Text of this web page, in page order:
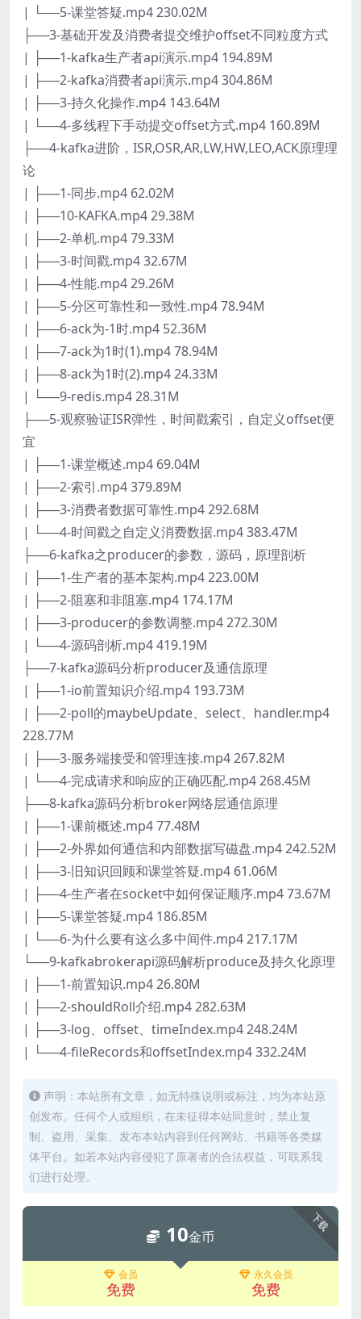
| └──5-课堂答疑.mp4 230.02M
├──3-基础开发及消费者提交维护offset不同粒度方式
| ├──1-kafka生产者api演示.mp4 194.89M
| ├──2-kafka消费者api演示.mp4 304.86M
| ├──3-持久化操作.mp4 143.64M
| └──4-多线程下手动提交offset方式.mp4 160.89M
├──4-kafka进阶，ISR,OSR,AR,LW,HW,LEO,ACK原理理
论
| ├──1-同步.mp4 62.02M
| ├──10-KAFKA.mp4 29.38M
| ├──2-单机.mp4 79.33M
| ├──3-时间戳.mp4 32.67M
| ├──4-性能.mp4 29.26M
| ├──5-分区可靠性和一致性.mp4 78.94M
| ├──6-ack为-1时.mp4 52.36M
| ├──7-ack为1时(1).mp4 78.94M
| ├──8-ack为1时(2).mp4 24.33M
| └──9-redis.mp4 28.31M
├──5-观察验证ISR弹性，时间戳索引，自定义offset便
宜
| ├──1-课堂概述.mp4 69.04M
| ├──2-索引.mp4 379.89M
| ├──3-消费者数据可靠性.mp4 292.68M
| └──4-时间戳之自定义消费数据.mp4 383.47M
├──6-kafka之producer的参数，源码，原理剖析
| ├──1-生产者的基本架构.mp4 223.00M
| ├──2-阻塞和非阻塞.mp4 174.17M
| ├──3-producer的参数调整.mp4 272.30M
| └──4-源码剖析.mp4 419.19M
├──7-kafka源码分析producer及通信原理
| ├──1-io前置知识介绍.mp4 193.73M
| ├──2-poll的maybeUpdate、select、handler.mp4
228.77M
| ├──3-服务端接受和管理连接.mp4 267.82M
| └──4-完成请求和响应的正确匹配.mp4 268.45M
├──8-kafka源码分析broker网络层通信原理
| ├──1-课前概述.mp4 77.48M
| ├──2-外界如何通信和内部数据写磁盘.mp4 242.52M
| ├──3-旧知识回顾和课堂答疑.mp4 61.06M
| ├──4-生产者在socket中如何保证顺序.mp4 73.67M
| ├──5-课堂答疑.mp4 186.85M
| └──6-为什么要有这么多中间件.mp4 217.17M
└──9-kafkabrokerapi源码解析produce及持久化原理
| ├──1-前置知识.mp4 26.80M
| ├──2-shouldRoll介绍.mp4 282.63M
| ├──3-log、offset、timeIndex.mp4 248.24M
| └──4-fileRecords和offsetIndex.mp4 332.24M
声明：本站所有文章，如无特殊说明或标注，均为本站原
创发布。任何个人或组织，在未征得本站同意时，禁止复
制、盗用、采集、发布本站内容到任何网站、书籍等各类媒
体平台。如若本站内容侵犯了原著者的合法权益，可联系我
们进行处理。
下载
10金币
会员
免费
永久会员
免费